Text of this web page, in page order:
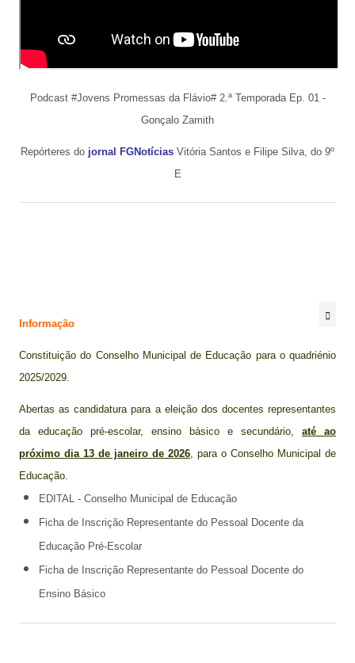
Podcast #Jovens Promessas da Flávio# 2.ª Temporada Ep. 01 -
Gonçalo Zamith
Repórteres do jornal FGNotícias Vitória Santos e Filipe Silva, do 9º
E
Informação
Constituição do Conselho Municipal de Educação para o quadriénio
2025/2029.
Abertas as candidatura para a eleição dos docentes representantes
da educação pré-escolar, ensino básico e secundário, até ao
próximo dia 13 de janeiro de 2026, para o Conselho Municipal de
Educação.
EDITAL - Conselho Municipal de Educação
Ficha de Inscrição Representante do Pessoal Docente da
Educação Pré-Escolar
Ficha de Inscrição Representante do Pessoal Docente do
Ensino Básico